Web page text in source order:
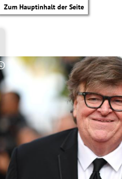
Zum Hauptinhalt der Seite
Copyright-Hinweis öffnen/schließen